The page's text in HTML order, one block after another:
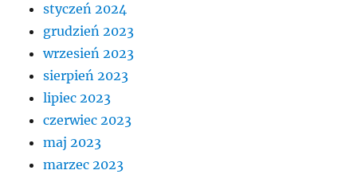
styczeń 2024
grudzień 2023
wrzesień 2023
sierpień 2023
lipiec 2023
czerwiec 2023
maj 2023
marzec 2023